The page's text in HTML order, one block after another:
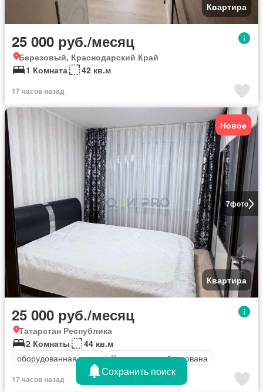
Квартира
25 000 руб./месяц
Березовый, Краснодарский Край
1 Комната
42 кв.м
17 часов назад
7фото
Новое
Квартира
25 000 руб./месяц
Татарстан Республика
2 Комнаты
44 кв.м
оборудованная кухня
Полностью меблирована
17 часов назад
Сохранить поиск